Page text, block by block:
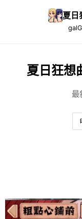
夏
夏日狂
最